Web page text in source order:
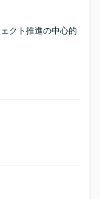
クト推進の中心的